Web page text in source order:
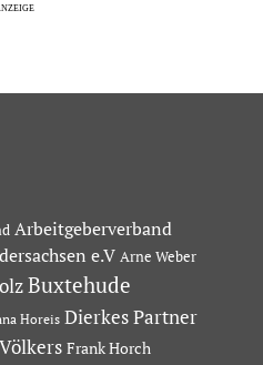
Arbeitgeberverband
e.V Arne Weber
Buxtehude
Horeis Dierkes Partner
Frank Horch